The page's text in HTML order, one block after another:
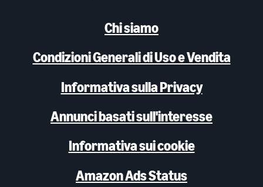
Chi siamo
Condizioni Generali di Uso e Vendita
Informativa sulla Privacy
Annunci basati sull'interesse
Informativa sui cookie
Amazon Ads Status